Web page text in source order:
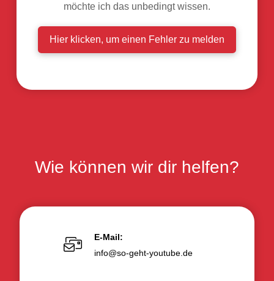
möchte ich das unbedingt wissen.
Hier klicken, um einen Fehler zu melden
Wie können wir dir helfen?
E-Mail:
info@so-geht-youtube.de